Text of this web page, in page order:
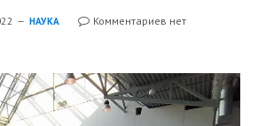
НАУКА
Комментариев нет